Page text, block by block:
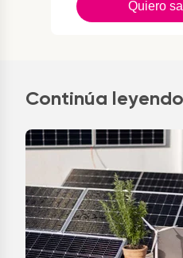
Quiero
Continúa